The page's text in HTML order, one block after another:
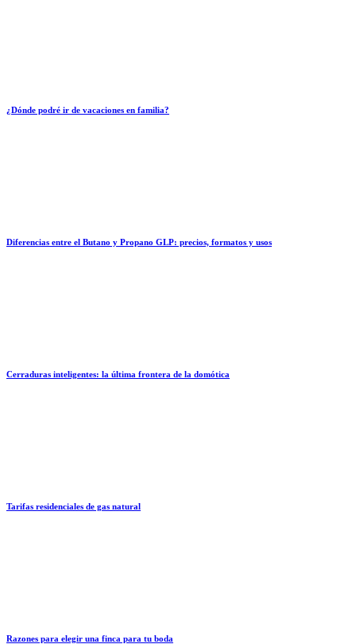
¿Dónde podré ir de vacaciones en familia?
Diferencias entre el Butano y Propano GLP: precios, formatos y usos
Cerraduras inteligentes: la última frontera de la domótica
Tarifas residenciales de gas natural
Razones para elegir una finca para tu boda